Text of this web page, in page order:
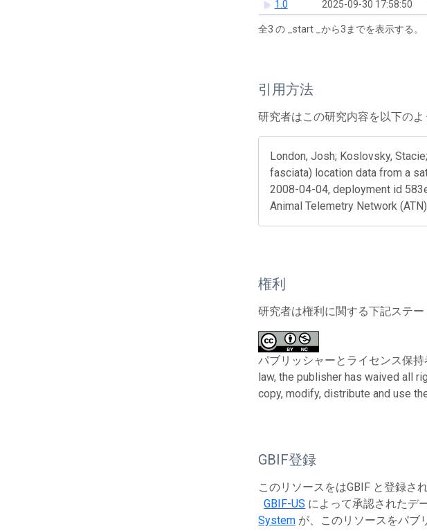
1.0
2025-09-30 17:58:50
全3 の _start _から3までを表示する。
引用方法
研究者はこの研究内容を以下の
London, Josh; Koslovsky,
fasciata) location data from a
2008-04-04, deployment id
Animal Telemetry Network
権利
研究者は権利に関する下記ステ
パブリッシャーとライセンス保
law, the publisher has waived all
copy, modify, distribute and use
GBIF登録
このリソースをはGBIF と登録さ
GBIF-US によって承認されたデ
System が、このリソースをパブ